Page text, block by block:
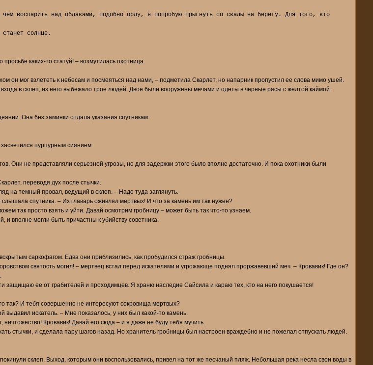
воспарить над облаками, подобно орлу, я попробую прыгнуть со скалы на берегу. Для того, кто
станет солнце.
каких-то статуй! – возмутилась охотница.
он мог взлететь к небесам и посмеяться над нами, – подметила Скарлет, но напарник пропустил ее слова мимо ушей.
в склеп, из него выбежало трое людей. Двое были вооружены мечами и одеты в черные рясы с желтой каймой.
Она без заминки отдала указания спутникам:
пурпурным сиянием.
Они не представляли серьезной угрозы, но для задержки этого было вполне достаточно. И пока охотники были
переводя дух после стычки.
на темный провал, ведущий в склеп. – Надо туда заглянуть.
спутника. – Их главарь оживлял мертвых! И что за камень им так нужен?
так просто взять и уйти. Давай осмотрим гробницу – может быть так что-то узнаем.
и вполне могли быть причастны к убийству советника.
саркофагом. Едва они приблизились, как пробудился страж гробницы.
святость могил! – мертвец встал перед искателями и угрожающе поднял проржавевший меч. – Кровавик! Где он?
защищаю ее от грабителей и проходимцев. Я храню наследие Сайсила и караю тех, кто на него покушается!
так? И тебя совершенно не интересуют сокровища мертвых?
искатель. – Мне показалось, у них был какой-то камень.
Кровавик! Давай его сюда – и я даже не буду тебя мучить.
стычки, и сделала пару шагов назад. Но хранитель гробницы был настроен враждебно и не пожелал отпускать людей.
склеп. Выход, которым они воспользовались, привел на тот же песчаный пляж. Небольшая река несла свои воды в